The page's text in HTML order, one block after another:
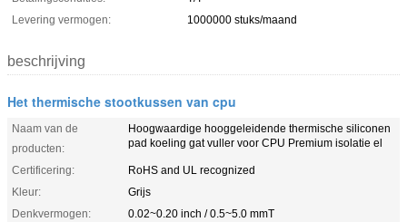
Levering vermogen:
1000000 stuks/maand
beschrijving
Het thermische stootkussen van cpu
Naam van de
producten:
Hoogwaardige hooggeleidende thermische siliconen
pad koeling gat vuller voor CPU Premium isolatie el
Certificering:
RoHS and UL recognized
Kleur:
Grijs
Denkvermogen:
0.02~0.20 inch / 0.5~5.0 mmT